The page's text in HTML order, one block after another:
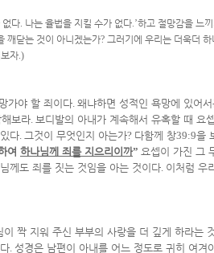
없다. 나는 율법을 지킬 수가 없다.’하고 절망감을 느
깨닫는 것이 아니겠는가? 그러기에 우리는 더욱더
자.)
가야 할 죄이다. 왜냐하면 성적인 욕망에 있어
보라. 보디발의 아내가 계속해서 유혹할 때 요
다. 그것이 무엇인지 아는가? 다함께 창39:9을
여 하나님께 죄를 지으리이까” 요셉이 가진 그
께도 죄를 짓는 것임을 아는 것이다. 이처럼 우
이 짝 지워 주신 부부의 사랑을 더 깊게 하라는
. 성경은 남편이 아내를 어느 정도로 귀히 여겨